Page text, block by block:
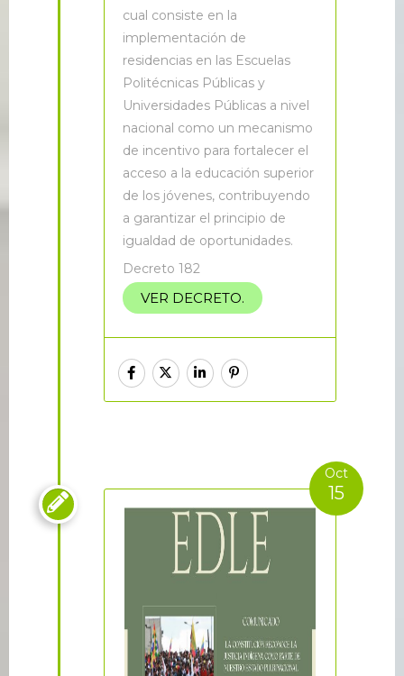
cual consiste en la
implementación de
residencias en las Escuelas
Politécnicas Públicas y
Universidades Públicas a nivel
nacional como un mecanismo
de incentivo para fortalecer el
acceso a la educación superior
de los jóvenes, contribuyendo
a garantizar el principio de
igualdad de oportunidades.
Decreto 182
VER DECRETO.

Oct
15